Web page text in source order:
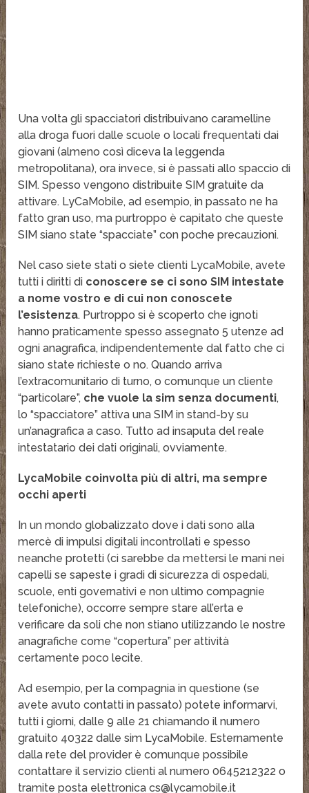
Una volta gli spacciatori distribuivano caramelline
alla droga fuori dalle scuole o locali frequentati dai
giovani (almeno così diceva la leggenda
metropolitana), ora invece, si è passati allo spaccio di
SIM. Spesso vengono distribuite SIM gratuite da
attivare. LyCaMobile, ad esempio, in passato ne ha
fatto gran uso, ma purtroppo è capitato che queste
SIM siano state “spacciate” con poche precauzioni.
Nel caso siete stati o siete clienti LycaMobile, avete
tutti i diritti di conoscere se ci sono SIM intestate
a nome vostro e di cui non conoscete
l’esistenza. Purtroppo si è scoperto che ignoti
hanno praticamente spesso assegnato 5 utenze ad
ogni anagrafica, indipendentemente dal fatto che ci
siano state richieste o no. Quando arriva
l’extracomunitario di turno, o comunque un cliente
“particolare”, che vuole la sim senza documenti,
lo “spacciatore” attiva una SIM in stand-by su
un’anagrafica a caso. Tutto ad insaputa del reale
intestatario dei dati originali, ovviamente.
LycaMobile coinvolta più di altri, ma sempre
occhi aperti
In un mondo globalizzato dove i dati sono alla
mercè di impulsi digitali incontrollati e spesso
neanche protetti (ci sarebbe da mettersi le mani nei
capelli se sapeste i gradi di sicurezza di ospedali,
scuole, enti governativi e non ultimo compagnie
telefoniche), occorre sempre stare all’erta e
verificare da soli che non stiano utilizzando le nostre
anagrafiche come “copertura” per attività
certamente poco lecite.
Ad esempio, per la compagnia in questione (se
avete avuto contatti in passato) potete informarvi,
tutti i giorni, dalle 9 alle 21 chiamando il numero
gratuito 40322 dalle sim LycaMobile. Esternamente
dalla rete del provider è comunque possibile
contattare il servizio clienti al numero 0645212322 o
tramite posta elettronica cs@lycamobile.it